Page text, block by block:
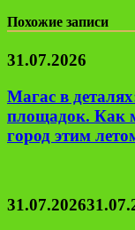
Похожие записи
31.07.2026
Магас в
площадок. Как
город этим
31.07.2026